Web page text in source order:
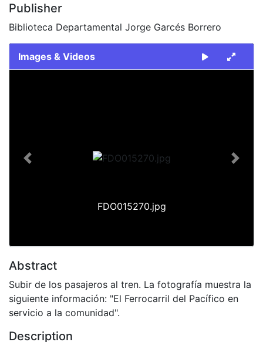
Publisher
Biblioteca Departamental Jorge Garcés Borrero
Images & Videos
FDO015270.jpg
Previous Next
Abstract
Subir de los pasajeros al tren. La fotografía muestra la
siguiente información: "El Ferrocarril del Pacífico en
servicio a la comunidad".
Description